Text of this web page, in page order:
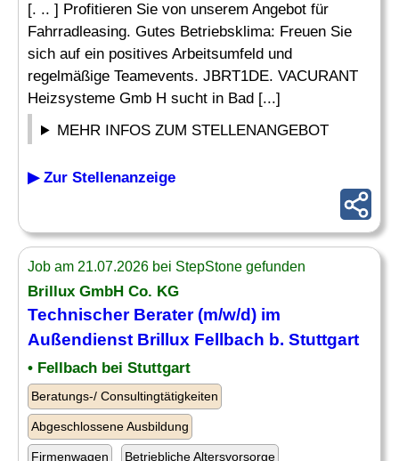
[. .. ] Profitieren Sie von unserem Angebot für
Fahrradleasing. Gutes Betriebsklima: Freuen Sie
sich auf ein positives Arbeitsumfeld und
regelmäßige Teamevents. JBRT1DE. VACURANT
Heizsysteme Gmb H sucht in Bad [...]
MEHR INFOS ZUM STELLENANGEBOT
▶ Zur Stellenanzeige
Job am 21.07.2026 bei StepStone gefunden
Brillux GmbH Co. KG
Technischer Berater(m/w/d) im
Außendienst Brillux Fellbach b. Stuttgart
• Fellbach bei Stuttgart
Beratungs-/ Consultingtätigkeiten
Abgeschlossene Ausbildung
Firmenwagen Betriebliche Altersvorsorge